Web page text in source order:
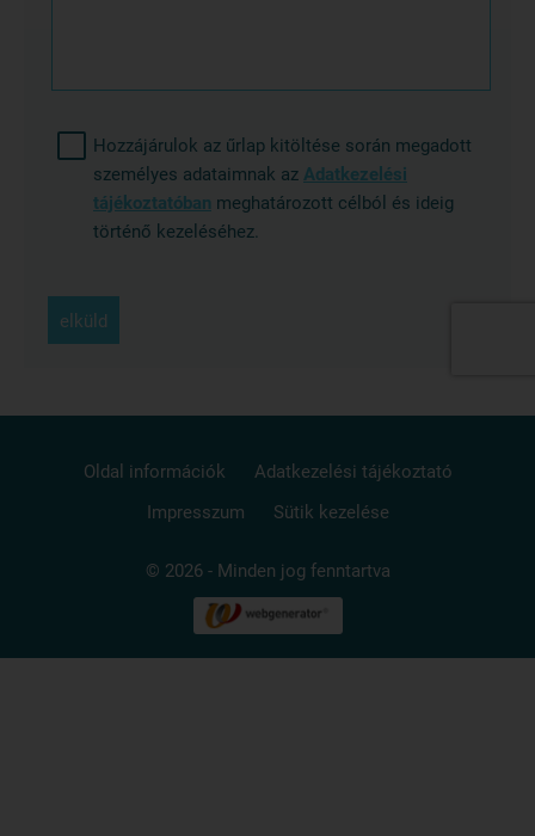
Hozzájárulok az űrlap kitöltése során megadott
személyes adataimnak az Adatkezelési
tájékoztatóban meghatározott célból és ideig
történő kezeléséhez.
elküld
© 2026 - Minden jog fenntartva
Oldal információk
Adatkezelési tájékoztató
Impresszum
Sütik kezelése